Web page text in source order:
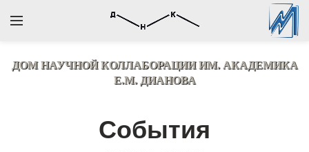
ДОМ НАУЧНОЙ КОЛЛАБОРАЦИИИМ. АКАДЕМИКА
Е.М. ДИАНОВА
События